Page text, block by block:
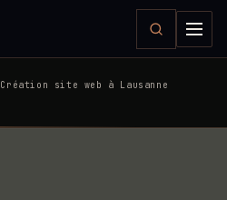
Création site web à Lausanne